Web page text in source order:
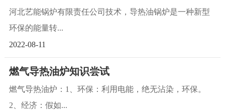
河北艺能锅炉有限责任公司技术，导热油锅炉是一种新型
环保的能量转...
2022-08-11
燃气导热油炉知识尝试
燃气导热油炉：1、环保：利用电能，绝无沾染，环保。
2、经济：假如...